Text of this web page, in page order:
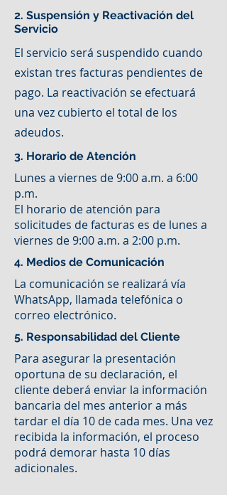
2. Suspensión y Reactivación del
Servicio
El servicio será suspendido cuando
existan tres facturas pendientes de
pago. La reactivación se efectuará
una vez cubierto el total de los
adeudos.
3. Horario de Atención
Lunes a viernes de 9:00 a.m. a 6:00
p.m.
El horario de atención para
solicitudes de facturas es de lunes a
viernes de 9:00 a.m. a 2:00 p.m.
4. Medios de Comunicación
La comunicación se realizará vía
WhatsApp, llamada telefónica o
correo electrónico.
5. Responsabilidad del Cliente
Para asegurar la presentación
oportuna de su declaración, el
cliente deberá enviar la información
bancaria del mes anterior a más
tardar el día 10 de cada mes. Una vez
recibida la información, el proceso
podrá demorar hasta 10 días
adicionales.